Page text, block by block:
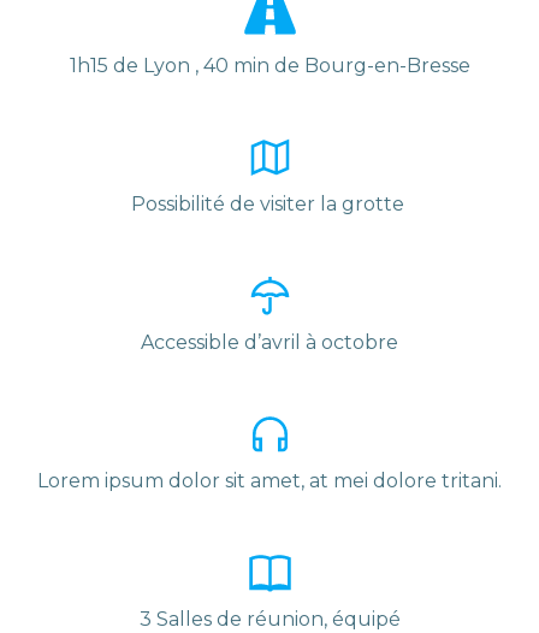
1h15 de Lyon , 40 min de Bourg-en-Bresse
Possibilité de visiter la grotte
Accessible d’avril à octobre
Lorem ipsum dolor sit amet, at mei dolore tritani.
3 Salles de réunion, équipé